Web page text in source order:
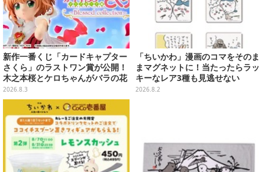
新作一番くじ「カードキャプター
さくら」のラストワン賞が公開！
木之本桜とケロちゃんがバラの花
びらに包まれている姿で立体化
2026.8.3
「ちいかわ」漫画のコマをそのま
まマグネットに！当たったらラッ
キーなレア3種も見逃せない
2026.8.2